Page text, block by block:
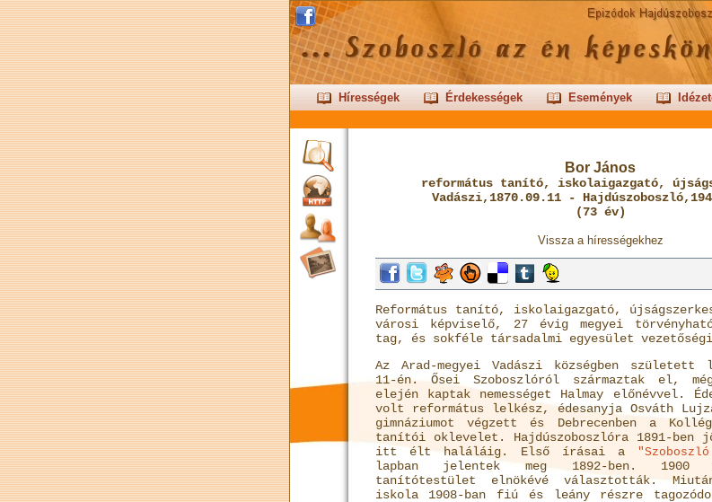
Hírességek Érdekességek Események
Bor János
református tanító, iskolaigazgató,
Vadászi,1870.09.11 -
(73 év)
Vissza a hírességekhez
Református tanító, iskolaigazgató,
városi képviselő, 27 évig megyei
tag, és sokféle társadalmi egyesület
Az Arad-megyei Vadászi községben született
11-én. Ősei Szoboszlóról származtak el,
elején kaptak nemességet Halmay előnévvel.
volt református lelkész, édesanyja Osváth
gimnáziumot végzett és Debrecenben a
tanítói oklevelet. Hajdúszoboszlóra 1891-
itt élt haláláig. Első írásai a
lapban jelentek meg 1892-ben. 1900
tanítótestület elnökévé választották.
iskola 1908-ban fiú és leány részre